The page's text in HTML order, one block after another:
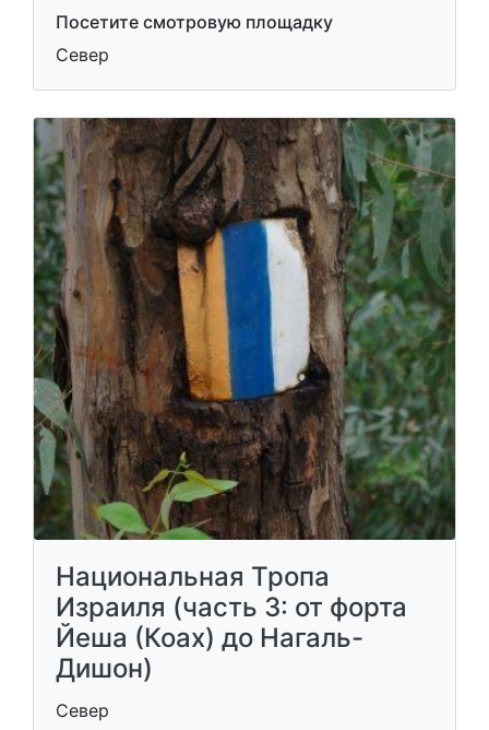
Посетите смотровую площадку
Север
Национальная Тропа
Израиля (часть 3: от форта
Йеша (Коах) до Нагаль-
Дишон)
Север